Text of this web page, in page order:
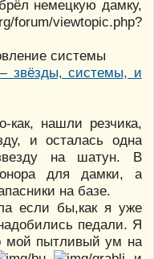
немецкую дамку,
viewtopic.php?
системы
как, нашли резчика,
и осталась одна
на шатун. В
для дамки, а
на базе.
если бы,как я уже
педали. Я
мой пытливый ум на